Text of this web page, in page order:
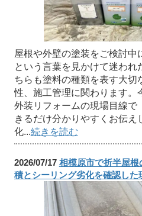
屋根や外壁の塗装をご検討中
という言葉を見かけて迷わ
ちらも塗料の種類を表す大切
性、施工管理に関わります。
外装リフォームの現場目線で
きるだけ分かりやすくお伝え
化...続きを読む
2026/07/17 相模原市で折半屋
積とシーリング劣化を確認した